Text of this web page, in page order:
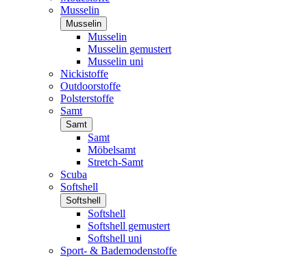
Musselin
Musselin
Musselin
Musselin gemustert
Musselin uni
Nickistoffe
Outdoorstoffe
Polsterstoffe
Samt
Samt
Samt
Möbelsamt
Stretch-Samt
Scuba
Softshell
Softshell
Softshell
Softshell gemustert
Softshell uni
Sport- & Bademodenstoffe